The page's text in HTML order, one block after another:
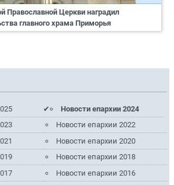
Православной Церкви наградил
главного храма Приморья
Новости епархии 2024
Новости епархии 2022
Новости епархии 2020
Новости епархии 2018
Новости епархии 2016